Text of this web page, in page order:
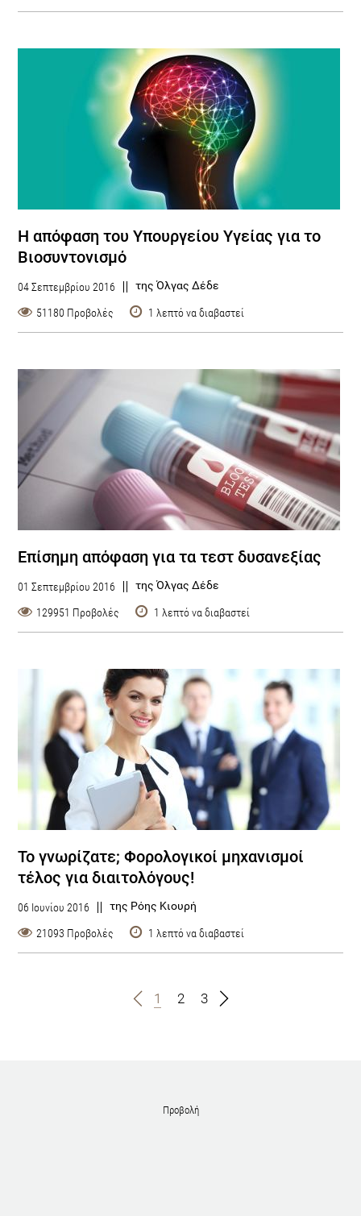
Η απόφαση του Υπουργείου Υγείας για το
Βιοσυντονισμό
04 Σεπτεμβρίου 2016 της Όλγας Δέδε
51180 Προβολές 1 λεπτό να διαβαστεί
Επίσημη απόφαση για τα τεστ δυσανεξίας
01 Σεπτεμβρίου 2016 της Όλγας Δέδε
129951 Προβολές 1 λεπτό να διαβαστεί
To γνωρίζατε; Φορολογικοί μηχανισμοί
τέλος για διαιτολόγους!
06 Ιουνίου 2016 της Ρόης Κιουρή
21093 Προβολές 1 λεπτό να διαβαστεί
1 2 3
Προβολή